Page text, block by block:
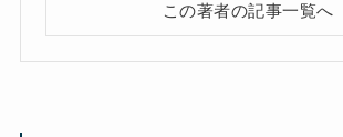
この著者の記事一覧へ